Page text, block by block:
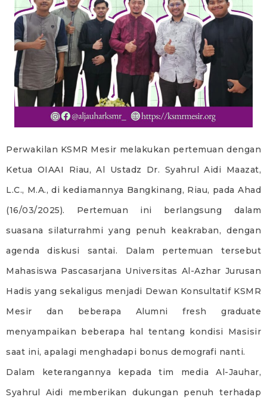
Perwakilan KSMR Mesir melakukan pertemuan dengan
Ketua OIAAI Riau, Al Ustadz Dr. Syahrul Aidi Maazat,
L.C., M.A., di kediamannya Bangkinang, Riau, pada Ahad
(16/03/2025). Pertemuan ini berlangsung dalam
suasana silaturrahmi yang penuh keakraban, dengan
agenda diskusi santai. Dalam pertemuan tersebut
Mahasiswa Pascasarjana Universitas Al-Azhar Jurusan
Hadis yang sekaligus menjadi Dewan Konsultatif KSMR
Mesir dan beberapa Alumni fresh graduate
menyampaikan beberapa hal tentang kondisi Masisir
saat ini, apalagi menghadapi bonus demografi nanti.
Dalam keterangannya kepada tim media Al-Jauhar,
Syahrul Aidi memberikan dukungan penuh terhadap